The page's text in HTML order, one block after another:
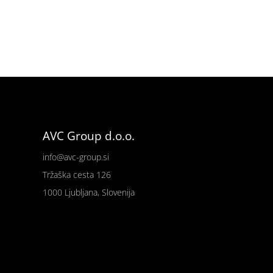
AVC Group d.o.o.
info@avc-group.si
Tržaška cesta 126
1000 Ljubljana, Slovenija